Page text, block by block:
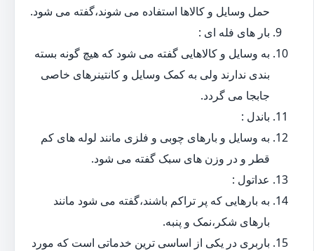
حمل وسایل و کالاها استفاده می شوند،گفته می شود.
بار های فله ای :
به وسایل و کالاهایی گفته می شود که هیچ گونه بسته
بندی ندارند ولی به کمک وسایل و کانتینرهای خاصی
جابجا می گردد.
باندل :
به وسایل و بارهای چوبی و فلزی مانند لوله های کم
قطر و در وزن های سبک گفته می شود.
عداتول :
به بارهایی که پر تراکم باشند،گفته می شود مانند
بارهای شکر،نمک و پنبه.
باربری در یکی از اساسی ترین خدماتی است که مورد